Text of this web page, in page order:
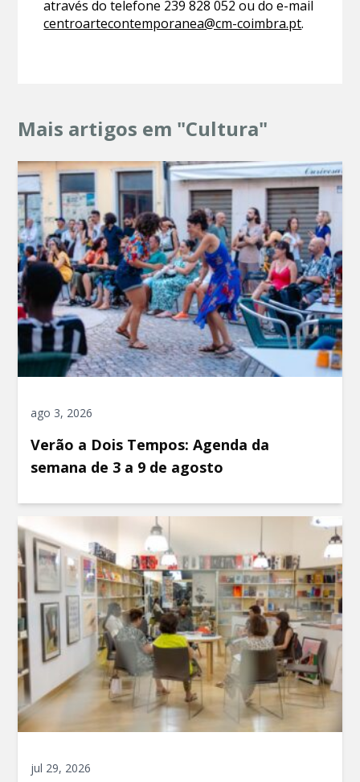
através do telefone 239 828 052 ou do e-mail
centroartecontemporanea@cm-coimbra.pt.
Mais artigos em "Cultura"
ago 3, 2026
Verão a Dois Tempos: Agenda da
semana de 3 a 9 de agosto
jul 29, 2026